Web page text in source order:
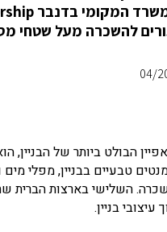
להשכרה מעל שטחי
04/
הבולט ביותר של הבניין,
עיצובי בניין.